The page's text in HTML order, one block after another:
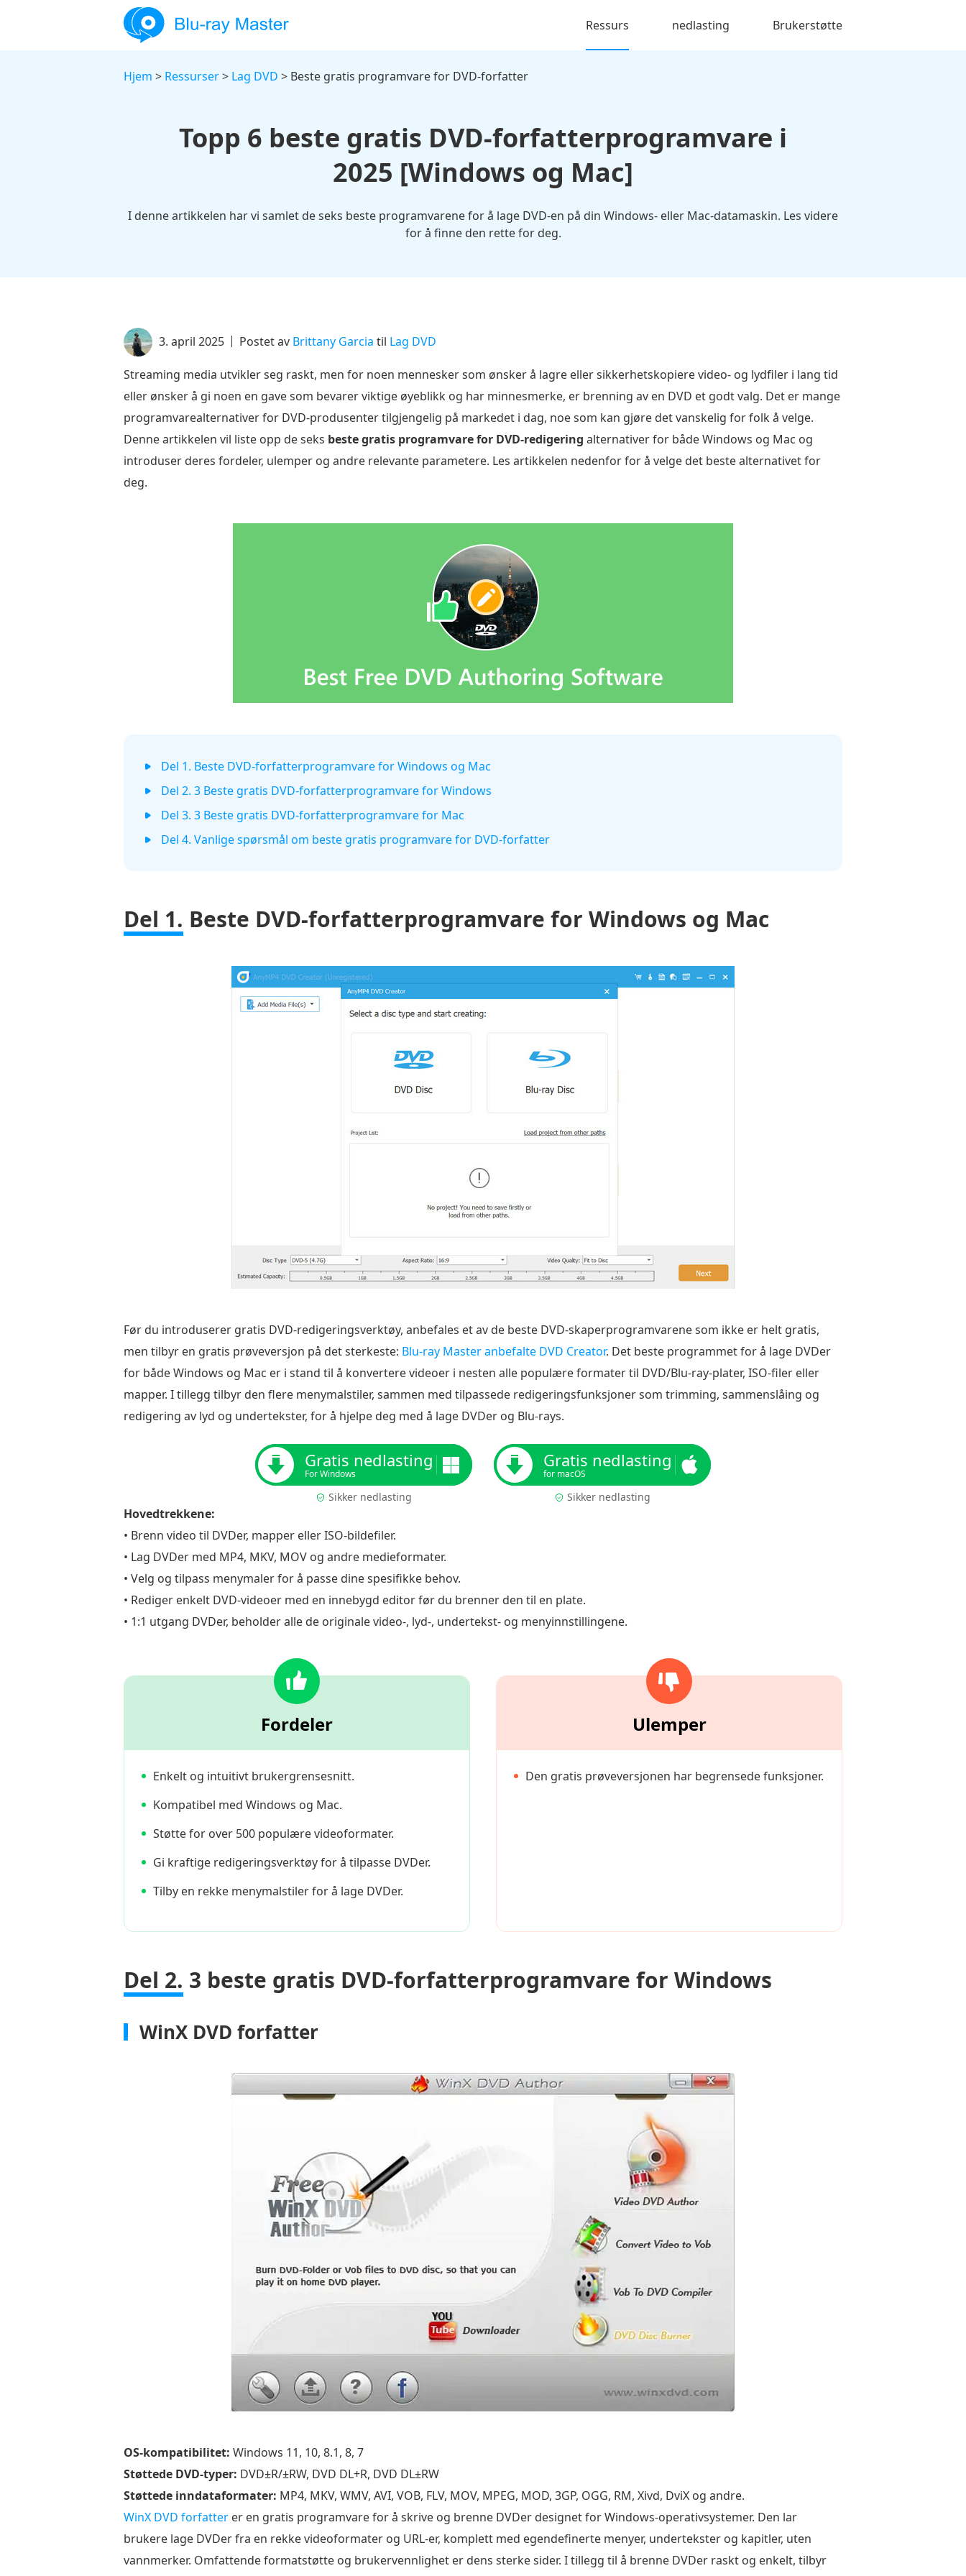
Ressurs nedlasting Brukerstøtte
Hjem > Ressurser> Lag DVD > Beste gratis programvare for DVD-forfatter
Topp 6 beste gratis DVD-forfatterprogramvare i
2025 [Windows og Mac]
I denne artikkelen har vi samlet de seks beste programvarene for å lage DVD-en på din Windows- eller Mac-datamaskin. Les videre
for å finne den rette for deg.
3. april 2025 Postet av Brittany Garcia til Lag DVD
Streaming media utvikler seg raskt, men for noen mennesker som ønsker å lagre eller sikkerhetskopiere video- og lydfiler i lang tid
eller ønsker å gi noen en gave som bevarer viktige øyeblikk og har minnesmerke, er brenning av en DVD et godt valg. Det er mange
programvarealternativer for DVD-produsenter tilgjengelig på markedet i dag, noe som kan gjøre det vanskelig for folk å velge.
Denne artikkelen vil liste opp de seks beste gratis programvare for DVD-redigering alternativer for både Windows og Mac og
introduser deres fordeler, ulemper og andre relevante parametere. Les artikkelen nedenfor for å velge det beste alternativet for
deg.
Del 1. Beste DVD-forfatterprogramvare for Windows og Mac
Del 2. 3 Beste gratis DVD-forfatterprogramvare for Windows
Del 3. 3 Beste gratis DVD-forfatterprogramvare for Mac
Del 4. Vanlige spørsmål om beste gratis programvare for DVD-forfatter
Del 1. Beste DVD-forfatterprogramvare for Windows og Mac
Før du introduserer gratis DVD-redigeringsverktøy, anbefales et av de beste DVD-skaperprogramvarene som ikke er helt gratis,
men tilbyr en gratis prøveversjon på det sterkeste: Blu-ray Master anbefalte DVD Creator. Det beste programmet for å lage DVDer
for både Windows og Mac er i stand til å konvertere videoer i nesten alle populære formater til DVD/Blu-ray-plater, ISO-filer eller
mapper. I tillegg tilbyr den flere menymalstiler, sammen med tilpassede redigeringsfunksjoner som trimming, sammenslåing og
redigering av lyd og undertekster, for å hjelpe deg med å lage DVDer og Blu-rays.
Gratis nedlasting
For Windows
Sikker nedlasting
Gratis nedlasting
for macOS
Sikker nedlasting
Hovedtrekkene:
• Brenn video til DVDer, mapper eller ISO-bildefiler.
• Lag DVDer med MP4, MKV, MOV og andre medieformater.
• Velg og tilpass menymaler for å passe dine spesifikke behov.
• Rediger enkelt DVD-videoer med en innebygd editor før du brenner den til en plate.
• 1:1 utgang DVDer, beholder alle de originale video-, lyd-, undertekst- og menyinnstillingene.
Fordeler
Enkelt og intuitivt brukergrensesnitt.
Kompatibel med Windows og Mac.
Støtte for over 500 populære videoformater.
Gi kraftige redigeringsverktøy for å tilpasse DVDer.
Tilby en rekke menymalstiler for å lage DVDer.
Ulemper
Den gratis prøveversjonen har begrensede funksjoner.
Del 2. 3 beste gratis DVD-forfatterprogramvare for Windows
WinX DVD forfatter
OS-kompatibilitet: Windows 11, 10, 8.1, 8, 7
Støttede DVD-typer: DVD±R/±RW, DVD DL+R, DVD DL±RW
Støttede inndataformater: MP4, MKV, WMV, AVI, VOB, FLV, MOV, MPEG, MOD, 3GP, OGG, RM, Xivd, DviX og andre.
WinX DVD forfatter er en gratis programvare for å skrive og brenne DVDer designet for Windows-operativsystemer. Den lar
brukere lage DVDer fra en rekke videoformater og URL-er, komplett med egendefinerte menyer, undertekster og kapitler, uten
vannmerker. Omfattende formatstøtte og brukervennlighet er dens sterke sider. I tillegg til å brenne DVDer raskt og enkelt, tilbyr